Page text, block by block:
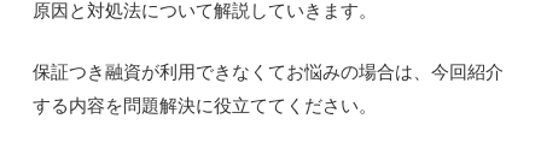
原因と対処法について解説していきます。
保証つき融資が利用できなくてお悩みの場合は、今回紹介
する内容を問題解決に役立ててください。